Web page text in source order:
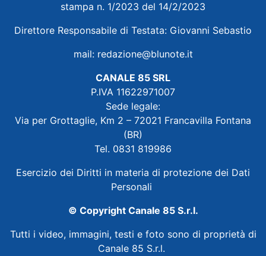
stampa n. 1/2023 del 14/2/2023
Direttore Responsabile di Testata: Giovanni Sebastio
mail: redazione@blunote.it
CANALE 85 SRL
P.IVA 11622971007
Sede legale:
Via per Grottaglie, Km 2 – 72021 Francavilla Fontana
(BR)
Tel. 0831 819986
Esercizio dei Diritti in materia di protezione dei Dati
Personali
© Copyright Canale 85 S.r.l.
Tutti i video, immagini, testi e foto sono di proprietà di
Canale 85 S.r.l.